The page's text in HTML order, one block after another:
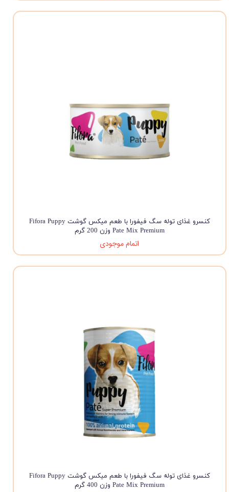
کنسرو غذای توله سگ فیفورا با طعم میکس گوشت Fifora Puppy
Pate Mix Premium وزن 200 گرم
اتمام موجودی
کنسرو غذای توله سگ فیفورا با طعم میکس گوشت Fifora Puppy
Pate Mix Premium وزن 400 گرم